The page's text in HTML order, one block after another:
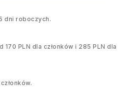
dni roboczych.
170 PLN dla członków i 285 PLN dla